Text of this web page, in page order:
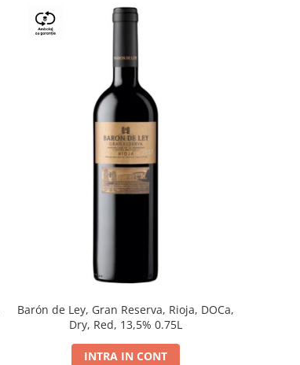
Barón de Ley, Gran Reserva, Rioja, DOCa,
Dry, Red, 13,5% 0.75L
INTRA IN CONT